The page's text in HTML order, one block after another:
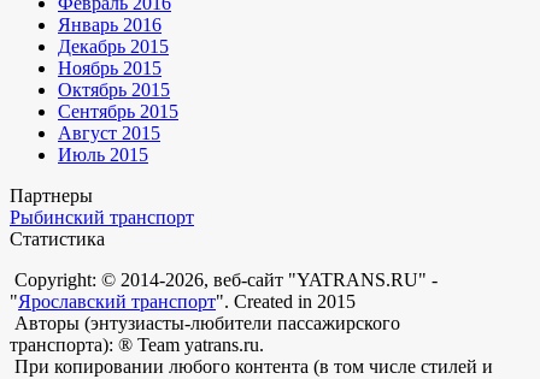
Январь 2016
Декабрь 2015
Ноябрь 2015
Октябрь 2015
Сентябрь 2015
Август 2015
Июль 2015
Партнеры
Рыбинский транспорт
Статистика
Copyright: © 2014-2026, веб-сайт "YATRANS.RU" -
"Ярославский транспорт". Created in 2015
Авторы (энтузиасты-любители пассажирского
транспорта): ® Team yatrans.ru.
При копировании любого контента (в том числе стилей и